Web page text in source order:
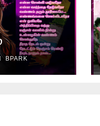
BPARK